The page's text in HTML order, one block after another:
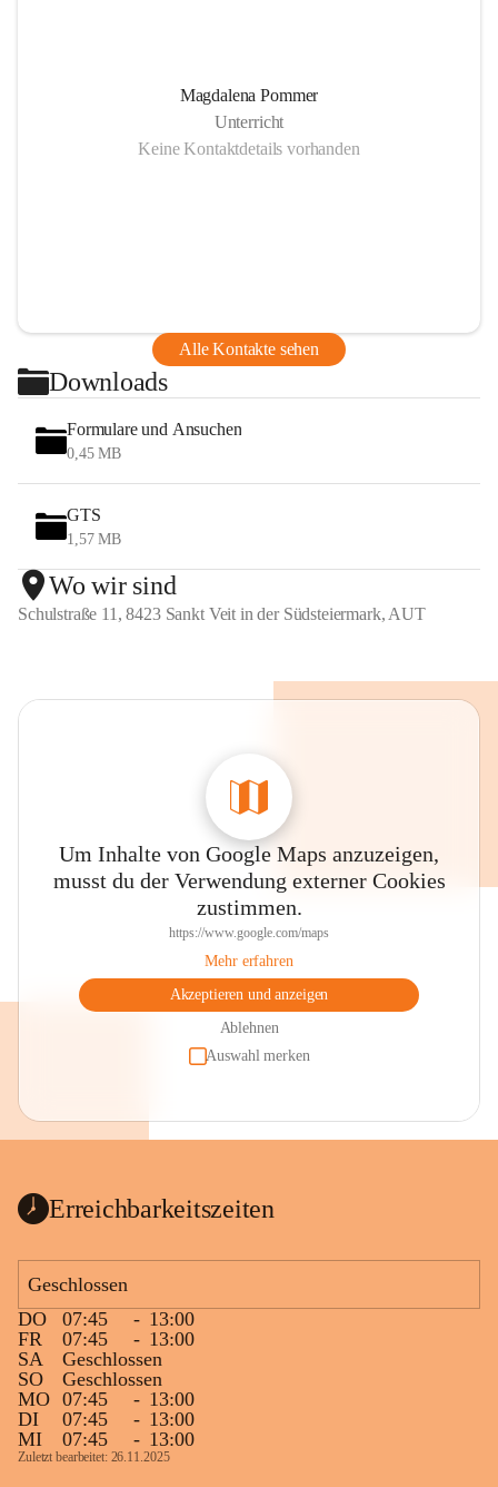
Magdalena Pommer
Unterricht
Keine Kontaktdetails vorhanden
Alle Kontakte sehen
Downloads
Formulare und Ansuchen
0,45 MB
GTS
1,57 MB
Wo wir sind
Schulstraße 11, 8423 Sankt Veit in der Südsteiermark, AUT
Um Inhalte von Google Maps anzuzeigen,
musst du der Verwendung externer Cookies
zustimmen.
https://www.google.com/maps
Mehr erfahren
Akzeptieren und anzeigen
Ablehnen
Auswahl merken
Erreichbarkeitszeiten
Geschlossen
DO
07:45 - 13:00
FR
07:45 - 13:00
SA
Geschlossen
SO
Geschlossen
MO 07:45 - 13:00
DI
07:45 - 13:00
MI
07:45 - 13:00
Zuletzt bearbeitet: 26.11.2025